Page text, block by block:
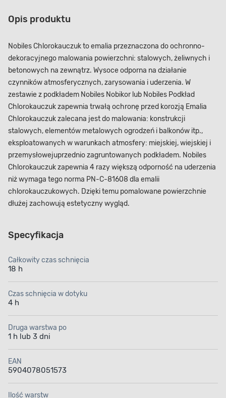
Opis produktu
Nobiles Chlorokauczuk to emalia przeznaczona do ochronno-
dekoracyjnego malowania powierzchni: stalowych, żeliwnych i
betonowych na zewnątrz. Wysoce odporna na działanie
czynników atmosferycznych, zarysowania i uderzenia. W
zestawie z podkładem Nobiles Nobikor lub Nobiles Podkład
Chlorokauczuk zapewnia trwałą ochronę przed korozją Emalia
Chlorokauczuk zalecana jest do malowania: konstrukcji
stalowych, elementów metalowych ogrodzeń i balkonów itp.,
eksploatowanych w warunkach atmosfery: miejskiej, wiejskiej i
przemysłowejuprzednio zagruntowanych podkładem. Nobiles
Chlorokauczuk zapewnia 4 razy większą odporność na uderzenia
niż wymaga tego norma PN-C-81608 dla emalii
chlorokauczukowych. Dzięki temu pomalowane powierzchnie
dłużej zachowują estetyczny wygląd.
Specyfikacja
Całkowity czas schnięcia
18 h
Czas schnięcia w dotyku
4 h
Druga warstwa po
1 h lub 3 dni
EAN
5904078051573
Ilość warstw